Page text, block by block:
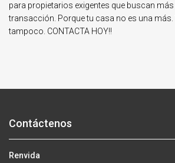
para propietarios exigentes que buscan
transacción. Porque tu casa no es una
tampoco. CONTACTA HOY!!
Contáctenos
Renvida